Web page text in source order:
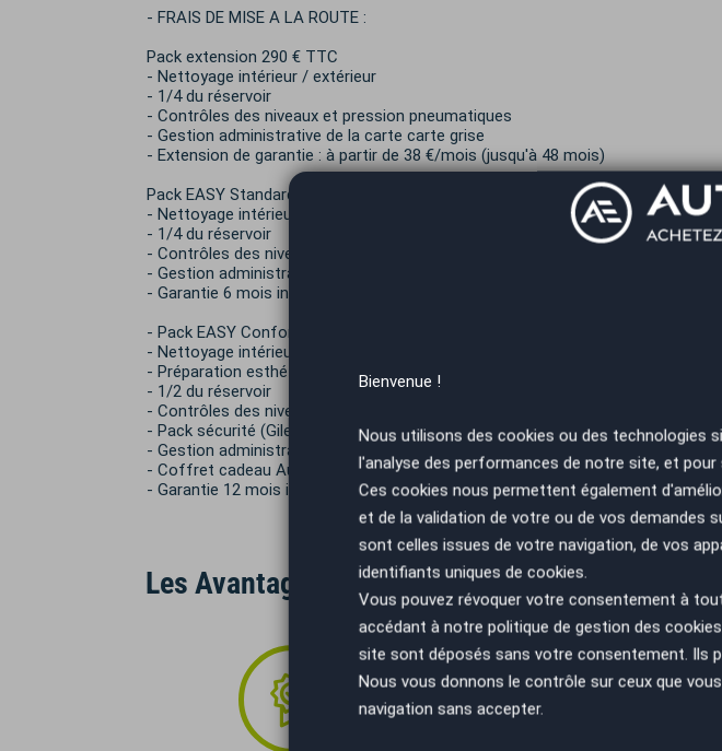
- FRAIS DE MISE A LA ROUTE :
Pack extension 290 € TTC
- Nettoyage intérieur / extérieur
- 1/4 du réservoir
- Contrôles des niveaux et pression pneumatiques
- Gestion administrative de la carte carte grise
- Extension de garantie : à partir de 38 €/mois (jusqu'à 48 mois)
Pack EASY Standard 490€ TTC :
- Nettoyage intérieur / extérieur
- 1/4 du réservoir
- Contrôles des niveaux et pression pneumatiques
- Gestion administrative de la carte carte grise
- Garantie 6 mois inclus
- Pack EASY Confort 690€ TTC :
- Nettoyage intérieur / extérieur
- Préparation esthétique (retouche de micros rayures, décrassage des jantes,
- 1/2 du réservoir
- Contrôles des niveaux et pression pneumatiques
- Pack sécurité (Gilet + triangle)
- Gestion administrative de la carte carte grise
- Coffret cadeau Autoeasy
- Garantie 12 mois inclus
Les Avantages AutoEasy
Bienvenue !
Nous utilisons des cookies ou des technologies
l'analyse des performances de notre site, et
Ces cookies nous permettent également
et de la validation de votre ou de vos demandes
sont celles issues de votre navigation, de vos
identifiants uniques de cookies.
Vous pouvez révoquer votre consentement à
accédant à notre politique de gestion des cookies
site sont déposés sans votre consentement. Ils
Nous vous donnons le contrôle sur ceux que
navigation sans accepter.